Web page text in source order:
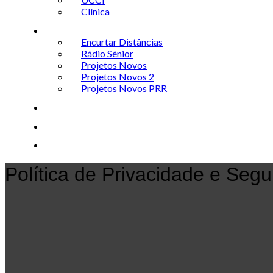
Clínica
Encurtar Distâncias
Rádio Sénior
Projetos Novos
Projetos Novos 2
Projetos Novos PRR
Política de Privacidade e